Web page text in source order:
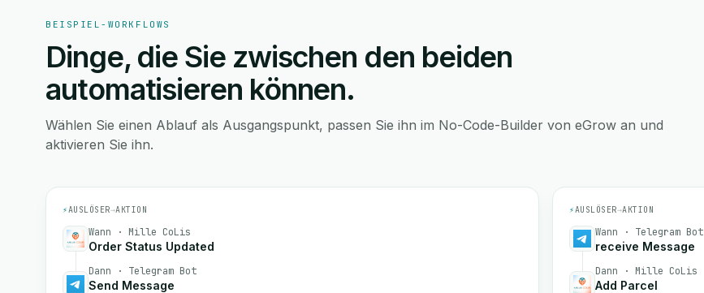
BEISPIEL-WORKFLOWS
Dinge, die Sie zwischen den beiden
automatisieren können.
Wählen Sie einen Ablauf als Ausgangspunkt, passen Sie ihn im No-Code-Builder von eGrow an und
aktivieren Sie ihn.
⚡AUSLÖSER→AKTION
Wann · Mille CoLis
Order Status Updated
Dann · Telegram Bot
Send Message
⚡AUSLÖSER→AKTION
Wann · Telegram Bot
receive Message
Dann · Mille CoLis
Add Parcel